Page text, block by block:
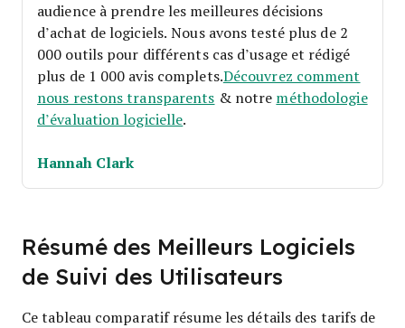
audience à prendre les meilleures décisions
d’achat de logiciels. Nous avons testé plus de 2
000 outils pour différents cas d’usage et rédigé
plus de 1 000 avis complets.Découvrez comment
nous restons transparents & notre méthodologie
d’évaluation logicielle.
Hannah Clark
Résumé des Meilleurs Logiciels
de Suivi des Utilisateurs
Ce tableau comparatif résume les détails des tarifs de